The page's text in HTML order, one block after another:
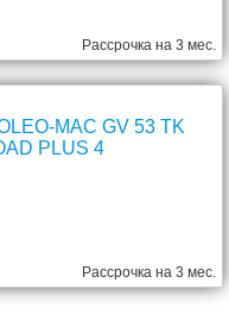
Рассрочка на 3 мес.
MAC GV 53 TK
PLUS 4
Рассрочка на 3 мес.